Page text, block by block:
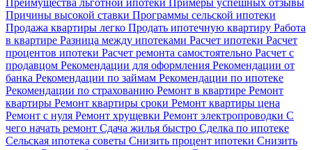
Причины высокой ставки Программы сельской ипотеки
Продажа квартиры легко Продать ипотечную квартиру Работа
в квартире Разница между ипотеками Расчет ипотеки Расчет
процентов ипотеки Расчет ремонта самостоятельно Расчет с
продавцом Рекомендации для оформления Рекомендации от
банка Рекомендации по займам Рекомендации по ипотеке
Рекомендации по страхованию Ремонт в квартире Ремонт
квартиры Ремонт квартиры сроки Ремонт квартиры цена
Ремонт с нуля Ремонт хрущевки Ремонт электропроводки С
чего начать ремонт Сдача жилья быстро Сделка по ипотеке
Сельская ипотека советы Снизить процент ипотеки Снизить